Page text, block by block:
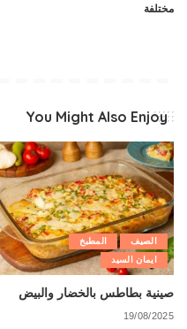
مختلفة
You Might Also Enjoy
الصيف
المطبخ
ايمان السيد
صينية بطاطس بالخضار والبيض
19/08/2025